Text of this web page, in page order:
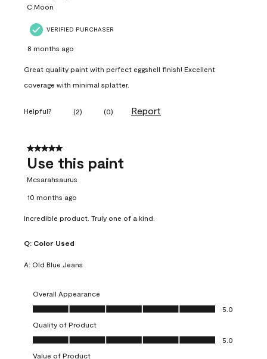
C.Moon
VERIFIED PURCHASER
8 months ago
Great quality paint with perfect eggshell finish! Excellent
coverage with minimal splatter.
Helpful? (2) (0) Report
5 out of 5 stars.
Use this paint
Mcsarahsaurus
10 months ago
Incredible product. Truly one of a kind.
Q: Color Used
A: Old Blue Jeans
Overall Appearance
Overall Appearance, 5.0 out of 5
5.0
Quality of Product
Quality of Product, 5.0 out of 5
5.0
Value of Product